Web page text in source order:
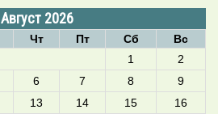
Август 2026
Чт Пт Сб
Вс
1
2
6 7 8
9
13 14 15
16